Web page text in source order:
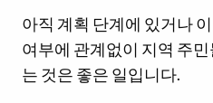
아직 계획 단계에 있거나
여부에 관계없이 지역 주
는 것은 좋은 일입니다.